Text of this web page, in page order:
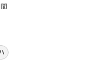
巡るミュンヘン、
れの世界観に浸っ